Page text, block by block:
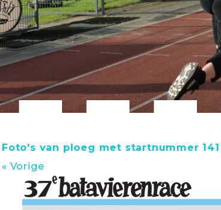
Foto's van ploeg met startnummer 141
« Vorige